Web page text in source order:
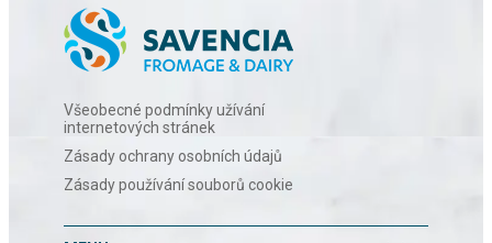
Všeobecné podmínky užívání
internetových stránek
Zásady ochrany osobních údajů
Zásady používání souborů cookie